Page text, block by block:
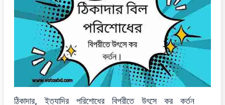
ঠিকাদার, ইত্যাদির পরিশোধের বিপরীতে উৎসে কর কর্তন